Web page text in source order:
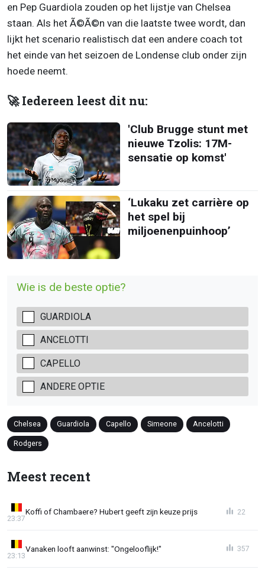
en Pep Guardiola zouden op het lijstje van Chelsea
staan. Als het Ã©Ã©n van die laatste twee wordt, dan
lijkt het scenario realistisch dat een andere coach tot
het einde van het seizoen de Londense club onder zijn
hoede neemt.
🚀 Iedereen leest dit nu:
'Club Brugge stunt met
nieuwe Tzolis: 17M-
sensatie op komst'
‘Lukaku zet carrière op
het spel bij
miljoenenpuinhoop’
Wie is de beste optie?
GUARDIOLA
ANCELOTTI
CAPELLO
ANDERE OPTIE
Chelsea Guardiola Capello Simeone Ancelotti
Rodgers
Meest recent
Koffi of Chambaere? Hubert geeft zijn keuze prijs
23:37
22
Vanaken looft aanwinst: "Ongelooflijk!"
23:13
357